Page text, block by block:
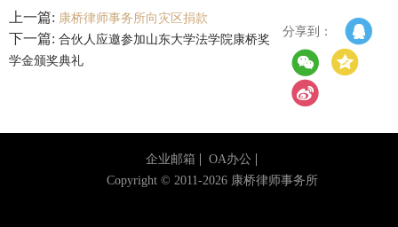
上一篇: 康桥律师事务所向灾区捐款
下一篇: 合伙人应邀参加山东大学法学院康桥奖
学金颁奖典礼
分享到：
企业邮箱
OA办公
Copyright © 2011-2026 康桥律师事务所